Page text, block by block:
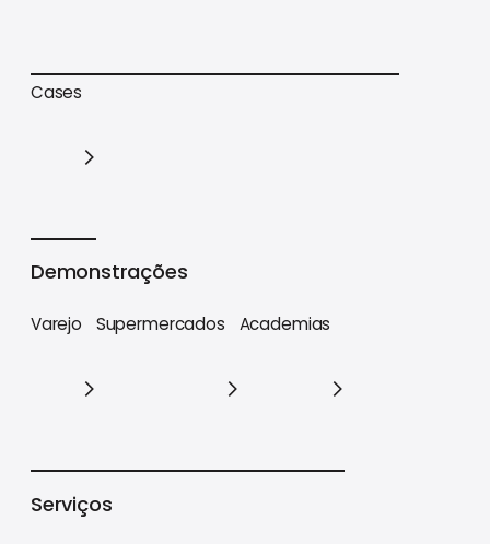
Trilhas de conteúdo
Cases
Demonstrações
Varejo Supermercados Academias
Serviços